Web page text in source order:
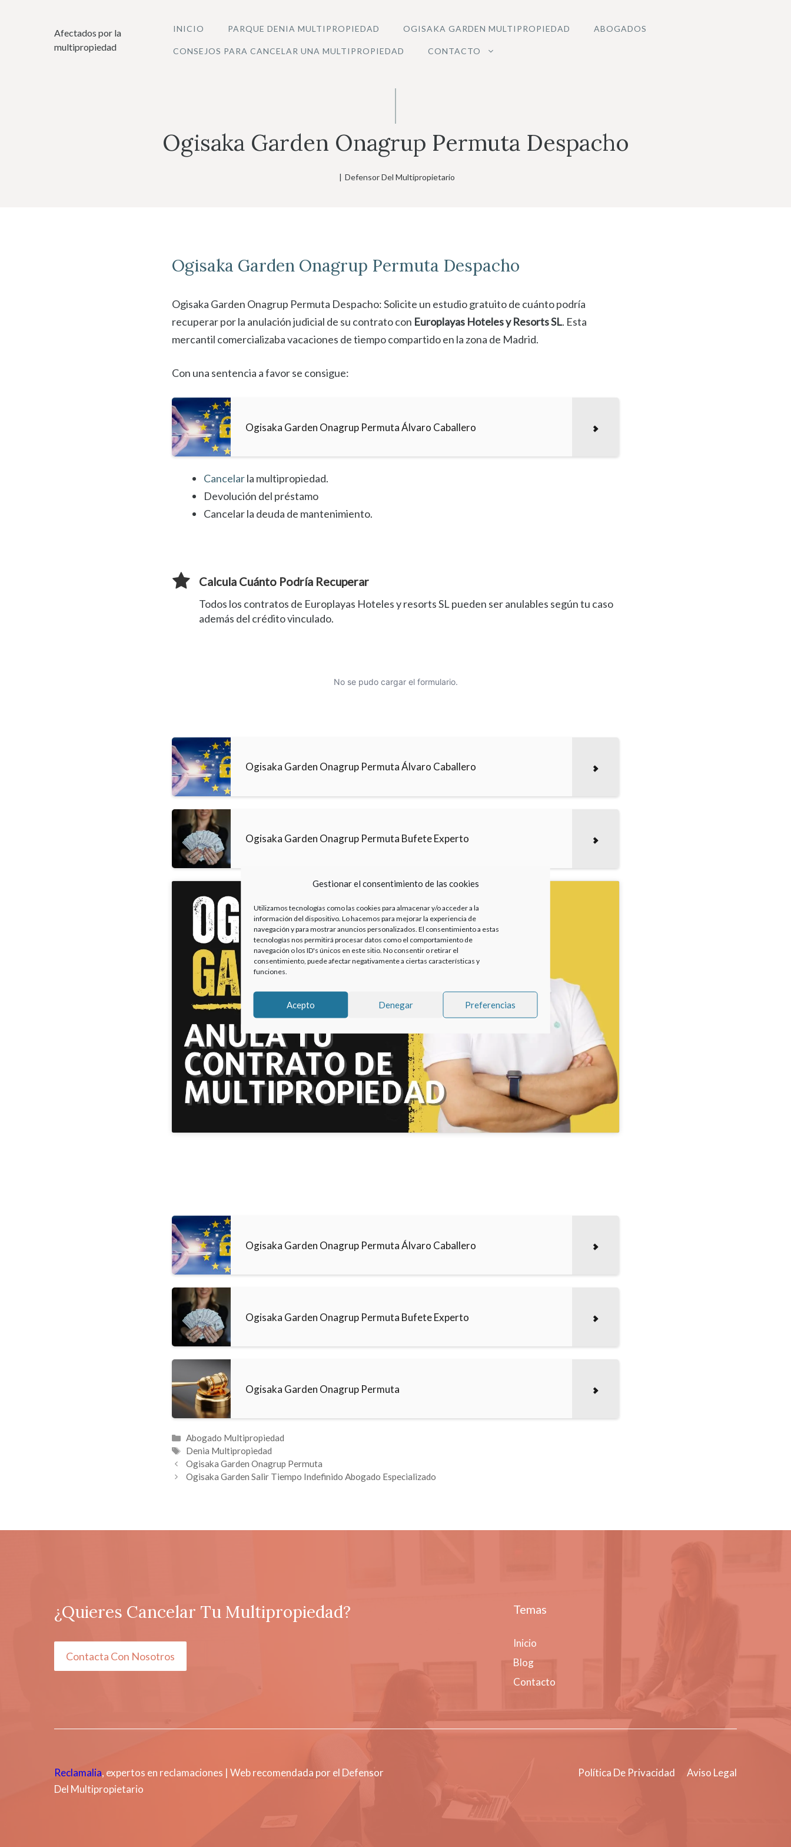
Gestionar el consentimiento de las cookies
Utilizamos tecnologías como las cookies para almacenar y/o acceder a la
información del dispositivo. Lo hacemos para mejorar la experiencia de
navegación y para mostrar anuncios personalizados. El consentimiento a estas
tecnologías nos permitirá procesar datos como el comportamiento de
navegación o los ID's únicos en este sitio. No consentir o retirar el
consentimiento, puede afectar negativamente a ciertas características y
funciones.
Acepto Denegar Preferencias
Afectados por la
multipropiedad
INICIO PARQUE DENIA MULTIPROPIEDAD OGISAKA GARDEN MULTIPROPIEDAD ABOGADOS
CONSEJOS PARA CANCELAR UNA MULTIPROPIEDAD CONTACTO
Ogisaka Garden Onagrup Permuta Despacho
| Defensor Del Multipropietario
Ogisaka Garden Onagrup Permuta Despacho
Ogisaka Garden Onagrup Permuta Despacho: Solicite un estudio gratuito de cuánto podría
recuperar por la anulación judicial de su contrato con Europlayas Hoteles y Resorts SL. Esta
mercantil comercializaba vacaciones de tiempo compartido en la zona de Madrid.
Con una sentencia a favor se consigue:
Ogisaka Garden Onagrup Permuta Álvaro Caballero
Cancelarla multipropiedad.
Devolución del préstamo
Cancelar la deuda de mantenimiento.
Calcula Cuánto Podría Recuperar
Todos los contratos de Europlayas Hoteles y resorts SL pueden ser anulables según tu caso
además del crédito vinculado.
No se pudo cargar el formulario.
Ogisaka Garden Onagrup Permuta Álvaro Caballero
Ogisaka Garden Onagrup Permuta Bufete Experto
Haz clic para aceptar cookies de marketing y
Ogisaka Garden Onagrup Permuta Álvaro Caballero
Ogisaka Garden Onagrup Permuta Bufete Experto
Ogisaka Garden Onagrup Permuta
Categorías
Abogado Multipropiedad
Etiquetas
Denia Multipropiedad
Ogisaka Garden Onagrup Permuta
Ogisaka Garden Salir Tiempo Indefinido Abogado Especializado
¿Quieres Cancelar Tu Multipropiedad?
Contacta Con Nosotros
Temas
Inicio
Blog
Contacto
Reclamalia, expertos en reclamaciones | Web recomendada por el Defensor
Del Multipropietario
Política De Privacidad Aviso Legal